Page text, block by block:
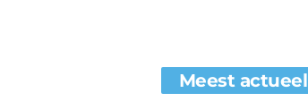
Meest actueel